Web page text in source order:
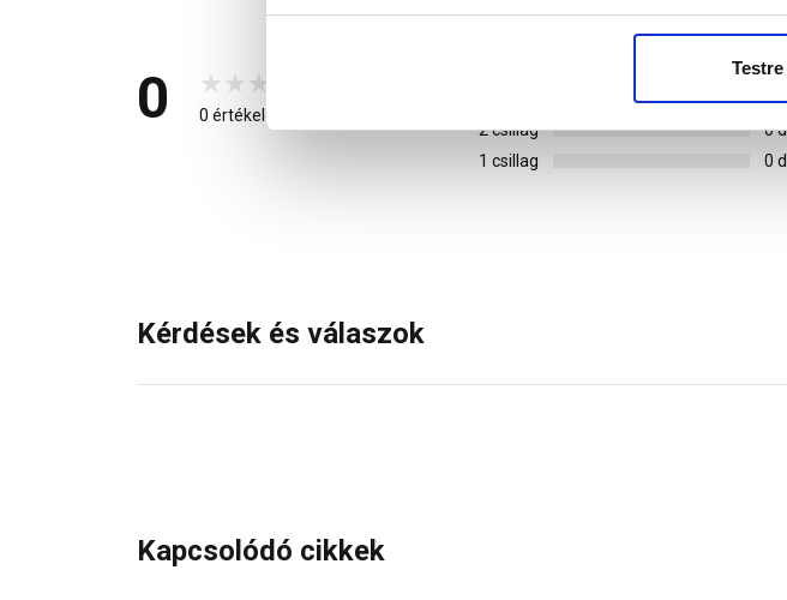
0 0 értékelés
0
0
0
2 csillag
0
1 csillag
0
Kérdések és válaszok
Kapcsolódó cikkek